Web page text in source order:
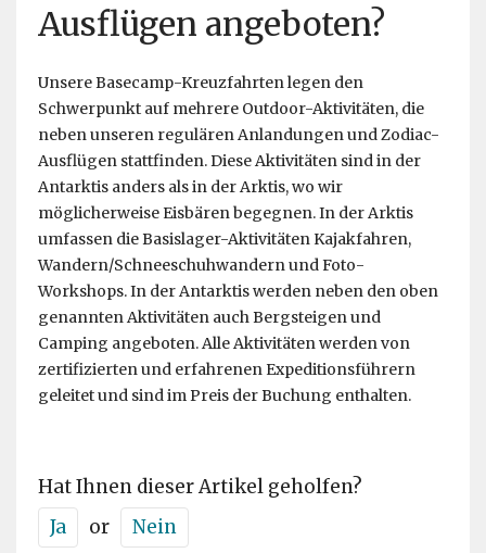
Ausflügen angeboten?
Unsere Basecamp-Kreuzfahrten legen den
Schwerpunkt auf mehrere Outdoor-Aktivitäten, die
neben unseren regulären Anlandungen und Zodiac-
Ausflügen stattfinden. Diese Aktivitäten sind in der
Antarktis anders als in der Arktis, wo wir
möglicherweise Eisbären begegnen. In der Arktis
umfassen die Basislager-Aktivitäten Kajakfahren,
Wandern/Schneeschuhwandern und Foto-
Workshops. In der Antarktis werden neben den oben
genannten Aktivitäten auch Bergsteigen und
Camping angeboten. Alle Aktivitäten werden von
zertifizierten und erfahrenen Expeditionsführern
geleitet und sind im Preis der Buchung enthalten.
Hat Ihnen dieser Artikel geholfen?
Ja
or Nein